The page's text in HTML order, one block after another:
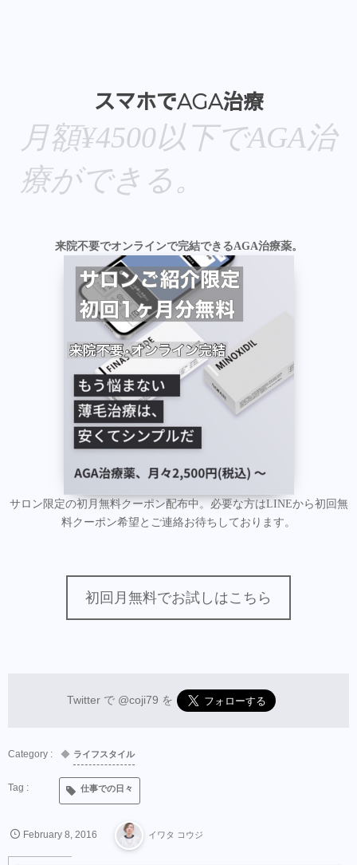
スマホでAGA治療
月額¥4500以下でAGA治
療ができる。
来院不要でオンラインで完結できるAGA治療薬。
サロン限定の初月無料クーポン配布中。必要な方はLINEから初回無
料クーポン希望とご連絡お待ちしております。
初回月無料でお試しはこちら
Twitter で @coji79 を
ライフスタイル
仕事での日々
February 8,2016 イワタ コウジ